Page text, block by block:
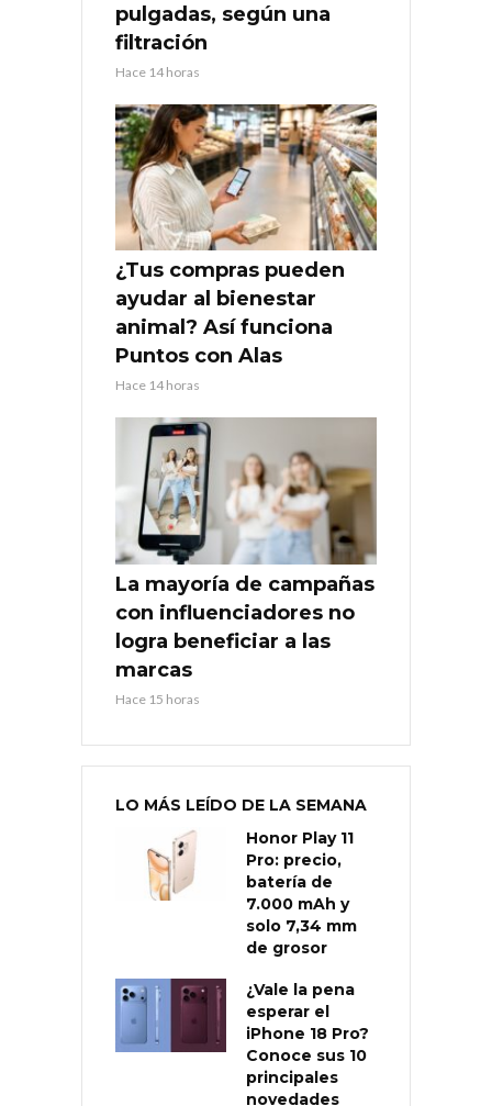
pulgadas, según una
filtración
Hace 14 horas
¿Tus compras pueden
ayudar al bienestar
animal? Así funciona
Puntos con Alas
Hace 14 horas
La mayoría de campañas
con influenciadores no
logra beneficiar a las
marcas
Hace 15 horas
LO MÁS LEÍDO DE LA SEMANA
Honor Play 11
Pro: precio,
batería de
7.000 mAh y
solo 7,34 mm
de grosor
¿Vale la pena
esperar el
iPhone 18 Pro?
Conoce sus 10
principales
novedades